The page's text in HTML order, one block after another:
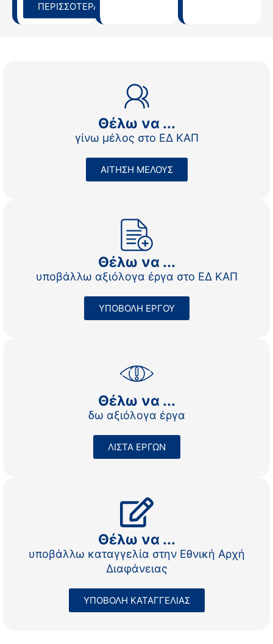
ΠΕΡΙΣΣΟΤΕΡΑ
Θέλω να ...
γίνω μέλος στο ΕΔ ΚΑΠ
ΑΙΤΗΣΗ ΜΕΛΟΥΣ
Θέλω να ...
υποβάλλω αξιόλογα έργα στο ΕΔ ΚΑΠ
ΥΠΟΒΟΛΗ ΕΡΓΟΥ
Θέλω να ...
δω αξιόλογα έργα
ΛΙΣΤΑ ΕΡΓΩΝ
Θέλω να ...
υποβάλλω καταγγελία στην Εθνική Αρχή
Διαφάνειας
ΥΠΟΒΟΛΗ ΚΑΤΑΓΓΕΛΙΑΣ